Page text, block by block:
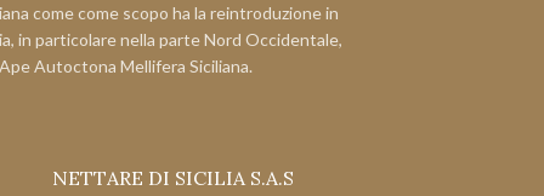
come come scopo ha la reintroduzione in
in particolare nella parte Nord Occidentale,
Autoctona Mellifera Siciliana.
NETTARE DI SICILIA S.A.S